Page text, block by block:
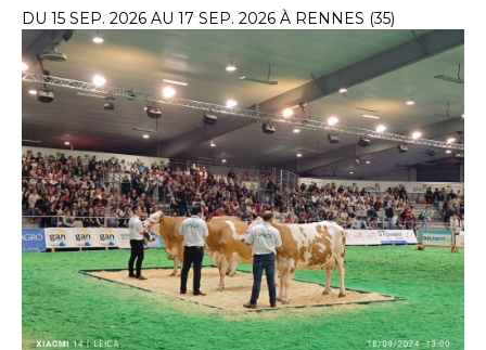
DU 15 SEP. 2026 AU 17 SEP. 2026 À RENNES (35)